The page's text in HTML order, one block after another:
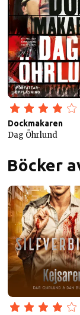
Dockmakaren
Dag Öhrlund
Böcker